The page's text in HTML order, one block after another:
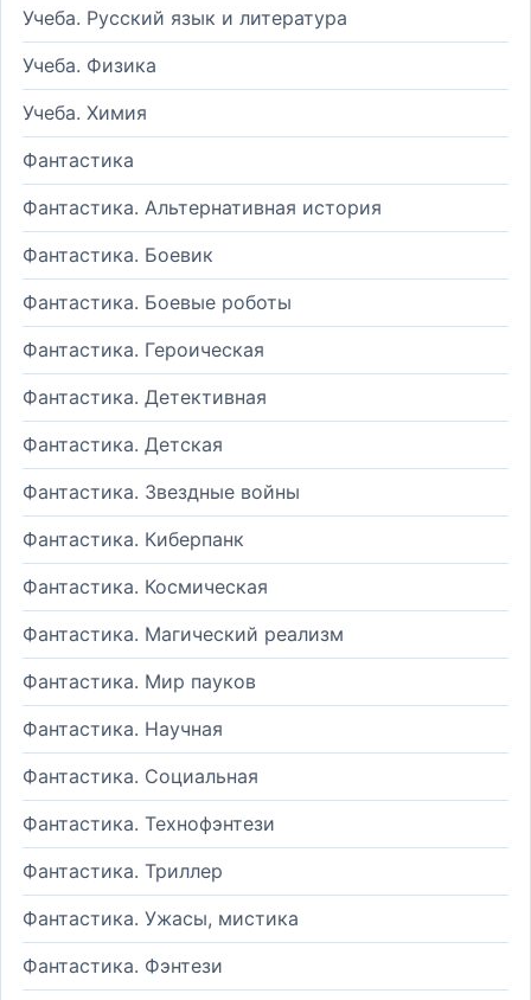
Учеба. Русский язык и литература
Учеба. Физика
Учеба. Химия
Фантастика
Фантастика. Альтернативная история
Фантастика. Боевик
Фантастика. Боевые роботы
Фантастика. Героическая
Фантастика. Детективная
Фантастика. Детская
Фантастика. Звездные войны
Фантастика. Киберпанк
Фантастика. Космическая
Фантастика. Магический реализм
Фантастика. Мир пауков
Фантастика. Научная
Фантастика. Социальная
Фантастика. Технофэнтези
Фантастика. Триллер
Фантастика. Ужасы, мистика
Фантастика. Фэнтези